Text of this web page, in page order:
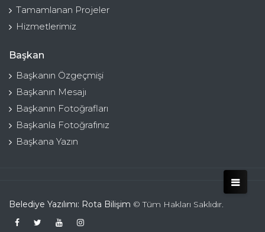
Tamamlanan Projeler
Hizmetlerimiz
Başkan
Başkanın Özgeçmişi
Başkanın Mesajı
Başkanın Fotoğrafları
Başkanla Fotoğrafınız
Başkana Yazın
Belediye Yazılımı: Rota Bilişim © Tüm Hakları Saklıdır.